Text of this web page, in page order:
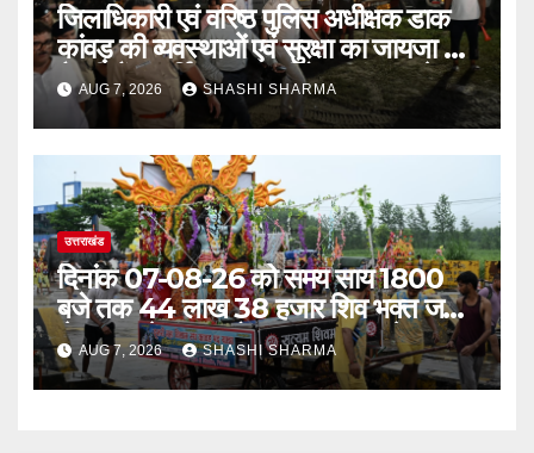
जिलाधिकारी एवं वरिष्ठ पुलिस अधीक्षक डाक
कांवड़ की व्यवस्थाओं एवं सुरक्षा का जायजा लेने
बैरागी कैंप पार्किंग स्थल जीरो ग्राउंड पर देर
रात्रि पहुंचे
AUG 7, 2026 SHASHI SHARMA
उत्तराखंड
दिनांक 07-08-26 को समय साय 1800
बजे तक 44 लाख 38 हजार शिव भक्त जल
लेकर अपने गंतव्य को प्रस्थान कर चुके
AUG 7, 2026 SHASHI SHARMA